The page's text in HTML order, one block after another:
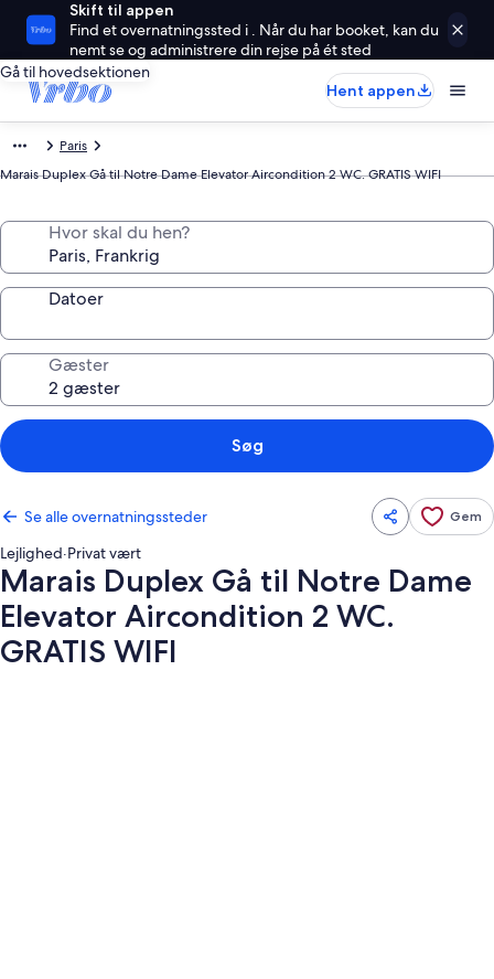
Skift til appen
Find et overnatningssted i . Når du har booket, kan du
nemt se og administrere din rejse på ét sted
Gå til hovedsektionen
Hent appen
Paris
Marais Duplex Gå til Notre Dame Elevator Aircondition 2 WC. GRATIS WIFI
Hvor skal du hen?
Datoer
Gæster
Søg
Se alle overnatningssteder Gem
Lejlighed·Privat vært
Marais Duplex Gå til Notre Dame
Elevator Aircondition 2 WC.
GRATIS WIFI